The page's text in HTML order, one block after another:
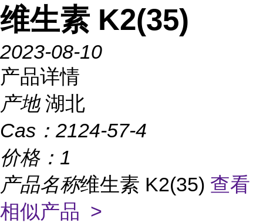
维生素 K2(35)
2023-08-10
产品详情
产地 湖北
Cas： 2124-57-4
价格： 1
产品名称维生素 K2(35) 查看
相似产品 >